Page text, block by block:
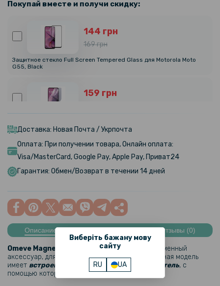
Виберіть бажану мову
сайту
RU UA
Покупай вместе и получи скидку:
144 грн
169 грн
Защитное стекло Full Screen Tempered Glass для Motorola Moto
G55, Black
159 грн
Moto G55, Transparent
239 грн
299 грн
319 грн
399 грн
Гидрогелевая пленка iNobi Privacy Matte для Motorola Moto G55
(Антишпион)
159 грн
Доставка: Новая Почта / Укрпочта
Оплата: При получении товара, Онлайн оплата:
Visa/MasterCard, Google Pay, Apple Pay, Приват24
Гарантия: Обмен/Возврат в течении 14 дней
Описание Отзывы (0)
Omeve Magnetic Ring
– это стильный и современный
аксессуар, для защиты вашего смартфона. Данная модель
имеет встроенное магнитное кольцо-держатель, с
помощью которого можно: